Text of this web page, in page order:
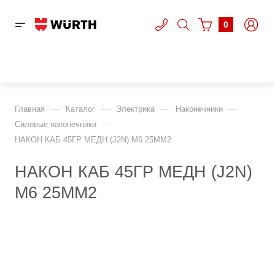
0
Главная — Каталог — Электрика — Наконечники —
Cиловые наконечники —
НАКОН КАБ 45ГР МЕДН (J2N) М6 25ММ2
НАКОН КАБ 45ГР МЕДН (J2N)
М6 25ММ2